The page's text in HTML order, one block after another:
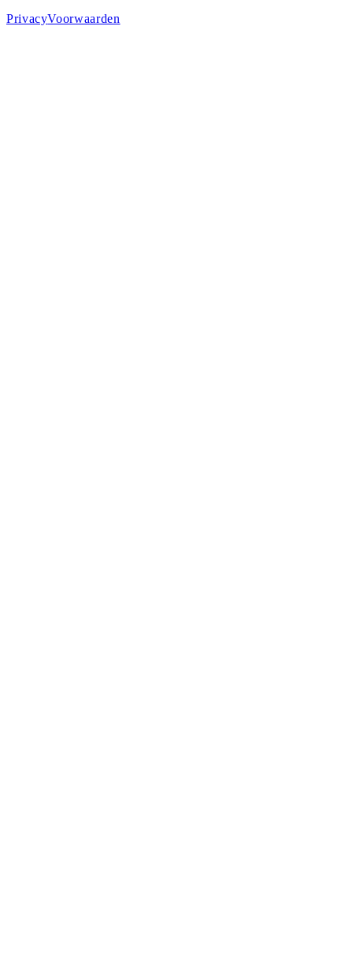
PrivacyVoorwaarden